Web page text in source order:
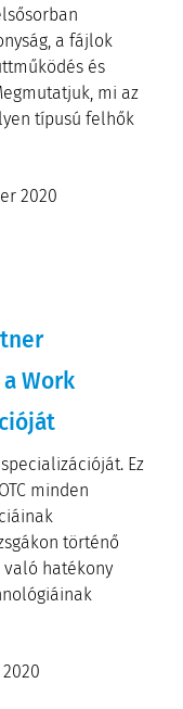
a fájlok
és
mi az
típusú felhők
2020
Work
Ez
minden
történő
való hatékony